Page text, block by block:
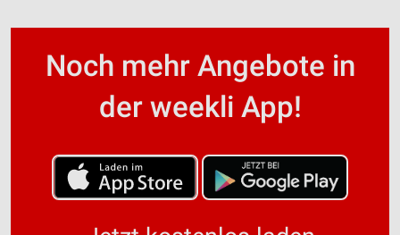
Noch mehr Angebote in
der weekli App!